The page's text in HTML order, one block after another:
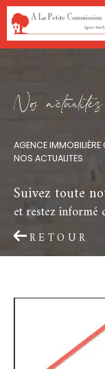
No actuaiés
AGENCE
NOS ACTUALITES
Suivez toute
et restez informé
RETOUR